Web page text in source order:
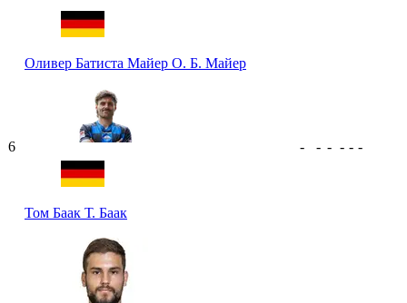
Оливер Батиста Майер О. Б. Майер
6
Том Баак Т. Баак
- - - - - -